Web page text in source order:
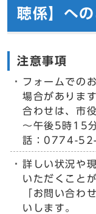
聴係】へ
注意事項
フォームでの
場合がありま
合わせは、市
～午後5時15
話：0774-52-
詳しい状況や
いただくこと
「お問い合わ
いします。